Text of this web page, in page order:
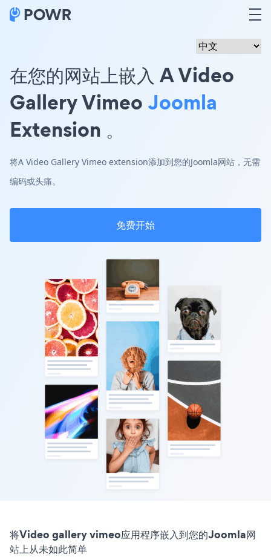
在您的网站上嵌入 A Video
Gallery Vimeo Joomla
Extension 。
将A Video Gallery Vimeo extension添加到您的Joomla网站，无需
编码或头痛。
免费开始
将Video gallery vimeo应用程序嵌入到您的Joomla网
站上从未如此简单